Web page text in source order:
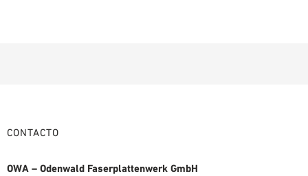
CONTACTO
OWA – Odenwald Faserplattenwerk GmbH